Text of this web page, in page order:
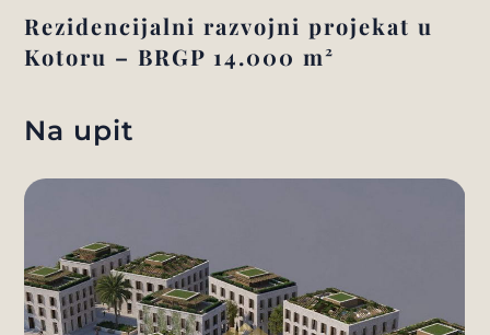
Rezidencijalni razvojni projekat u
Kotoru – BRGP 14.000 m²
Na upit